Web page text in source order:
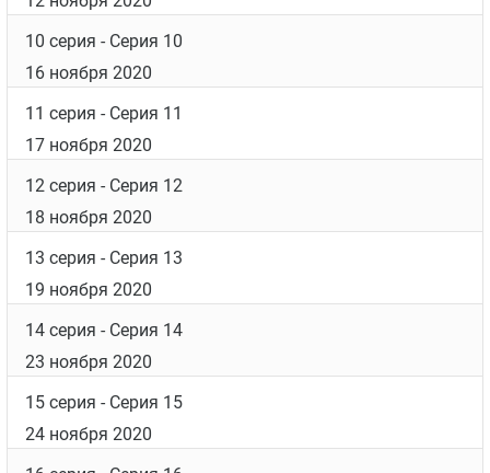
5 серия
- Серия 5
5 ноября 2020
6 серия
- Серия 6
9 ноября 2020
7 серия
- Серия 7
10 ноября 2020
8 серия
- Серия 8
11 ноября 2020
9 серия
- Серия 9
12 ноября 2020
10 серия
- Серия 10
16 ноября 2020
11 серия
- Серия 11